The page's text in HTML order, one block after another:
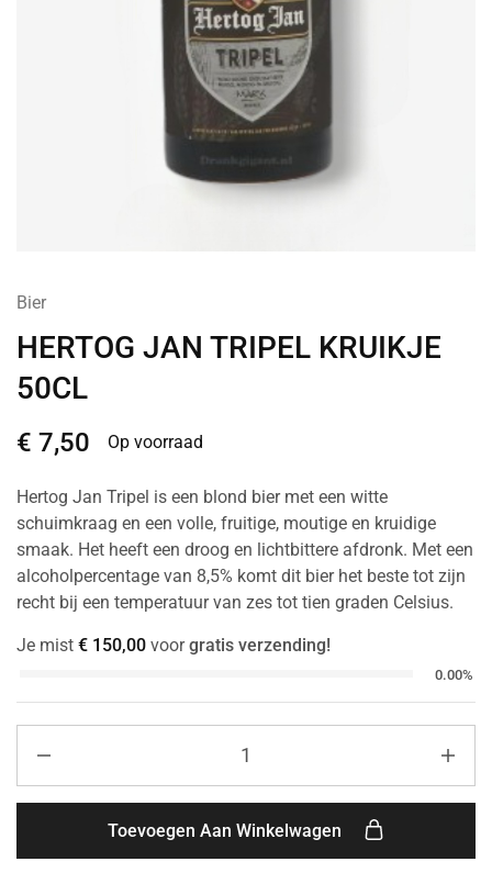
Bier
HERTOG JAN TRIPEL KRUIKJE
50CL
€ 7,50 Op voorraad
Hertog Jan Tripel is een blond bier met een witte
schuimkraag en een volle, fruitige, moutige en kruidige
smaak. Het heeft een droog en lichtbittere afdronk. Met een
alcoholpercentage van 8,5% komt dit bier het beste tot zijn
recht bij een temperatuur van zes tot tien graden Celsius.
Je mist € 150,00 voorgratis verzending!
0.00%
Toevoegen Aan Winkelwagen